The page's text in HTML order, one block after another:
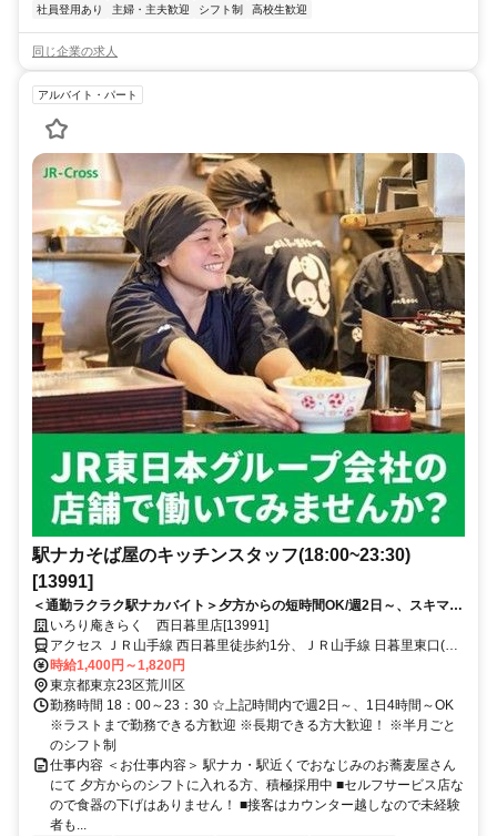
社員登用あり 主婦・主夫歓迎 シフト制 高校生歓迎
同じ企業の求人
アルバイト・パート
駅ナカそば屋のキッチンスタッフ(18:00~23:30)
[13991]
＜通勤ラクラク駅ナカバイト＞夕方からの短時間OK/週2日～、スキマバ
イト/未経験歓迎/面接時履歴書不要
いろり庵きらく 西日暮里店[13991]
アクセス ＪＲ山手線 西日暮里徒歩約1分、ＪＲ山手線 日暮里東口(舎
人ライナー)徒歩約8分、ＪＲ山手線 田端南口徒歩約10分 ■JR西日暮
里駅改札内■日暮里駅、田端駅、千駄木駅、新三河島駅、三河島駅方
面からも通勤可能です
時給1,400円～1,820円
東京都東京23区荒川区
勤務時間 18：00～23：30 ☆上記時間内で週2日～、1日4時間～OK
※ラストまで勤務できる方歓迎 ※長期できる方大歓迎！ ※半月ごと
のシフト制
仕事内容 ＜お仕事内容＞ 駅ナカ・駅近くでおなじみのお蕎麦屋さん
にて 夕方からのシフトに入れる方、積極採用中 ■セルフサービス店な
ので食器の下げはありません！ ■接客はカウンター越しなので未経験
者も...